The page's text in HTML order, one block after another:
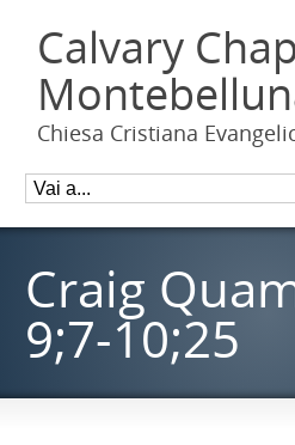
Calvary
Chiesa Cristiana
Craig
9;7-10;25